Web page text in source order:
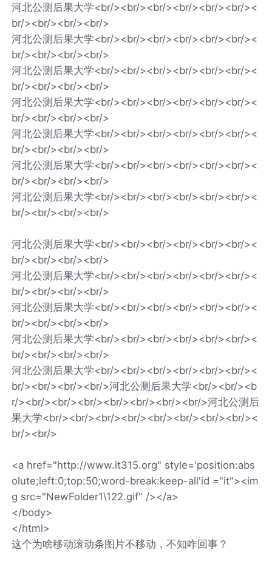
河北公测后果大学<br/><br/><br/><br/><br/><br/><
br/><br/><br/><br/>
河北公测后果大学<br/><br/><br/><br/><br/><br/><
br/><br/><br/><br/>
河北公测后果大学<br/><br/><br/><br/><br/><br/><
br/><br/><br/><br/>
河北公测后果大学<br/><br/><br/><br/><br/><br/><
br/><br/><br/><br/>
河北公测后果大学<br/><br/><br/><br/><br/><br/><
br/><br/><br/><br/>
河北公测后果大学<br/><br/><br/><br/><br/><br/><
br/><br/><br/><br/>
河北公测后果大学<br/><br/><br/><br/><br/><br/><
br/><br/><br/><br/>
河北公测后果大学<br/><br/><br/><br/><br/><br/><
br/><br/><br/><br/>
河北公测后果大学<br/><br/><br/><br/><br/><br/><
br/><br/><br/><br/>
河北公测后果大学<br/><br/><br/><br/><br/><br/><
br/><br/><br/><br/>
河北公测后果大学<br/><br/><br/><br/><br/><br/><
br/><br/><br/><br/>
河北公测后果大学<br/><br/><br/><br/><br/><br/><
br/><br/><br/><br/>河北公测后果大学<br/><br/><b
r/><br/><br/><br/><br/><br/><br/><br/>河北公测后
果大学<br/><br/><br/><br/><br/><br/><br/><br/><
br/><br/>
<a href="http://www.it315.org" style='position:abs
olute;left:0;top:50;word-break:keep-all'id ="it"><im
g src="NewFolder1\122.gif" /></a>
</body>
</html>
这个为啥移动滚动条图片不移动，不知咋回事？